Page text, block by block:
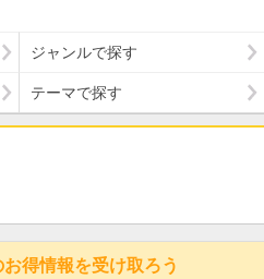
ジャンルで探す
テーマで探す
お得情報を受け取ろう